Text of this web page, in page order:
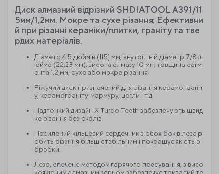
Диск алмазний відрізний SHDIATOOL A391/11
5мм/1,2мм. Мокре та сухе різання; Ефективни
й при різанні кераміки/плитки, граніту та тве
рдих матеріалів.
Діаметр 4,5 дюймів (115) мм, внутрішній діаметр 7/8 д
юйма (22,23 мм), висота алмазу 10 мм, товщина сегм
ента 1,2 мм, сухе або мокре різання
Ріжучий диск призначений для різання керамограніт
у, керамограніту, мармуру, цегли і т.д.
Надтонкий дизайн X Turbo Teeth забезпечують швид
ке різання без сколів.
Посилений кільцевий сердечник з обох боків леза р
обить різання більш стабільним і покращує якість о
бробки.
Лезо, спечене методом гарячого пресування, з висо
коякісним алмазним зерном забезпечує тривалий те